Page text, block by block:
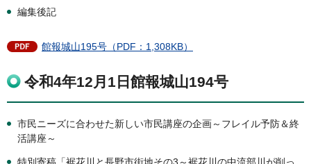
編集後記
館報城山195号（PDF：1,308KB）
令和4年12月1日館報城山194号
市民ニーズに合わせた新しい市民講座の企画～フレイル予防＆終
活講座～
特別寄稿「裾花川と長野市街地その3～裾花川の中流部川が削っ